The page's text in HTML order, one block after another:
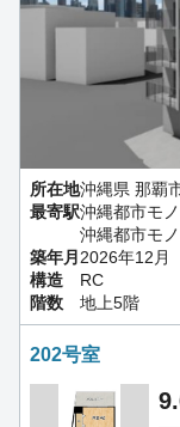
所在地沖縄県 那覇
最寄駅沖縄都市モ
沖縄都市モ
築年月 2026年12月
構造
RC
階数
地上5階
202号室